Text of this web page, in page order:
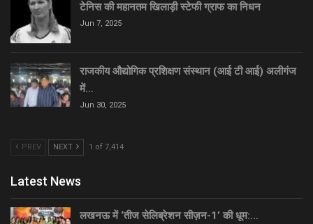
टेनिस की महानतम खिलाड़ी स्टेफी ग्राफ का निधन
Jun 7, 2025
राजकीय औद्योगिक प्रशिक्षण संस्थान (आई टी आई) अलीगंज
में…
Jun 30, 2025
PREV NEXT 1 of 7,414
Latest News
लखनऊ में ‘तीज सेलिब्रेशन सीज़न-1’ की धूम:…